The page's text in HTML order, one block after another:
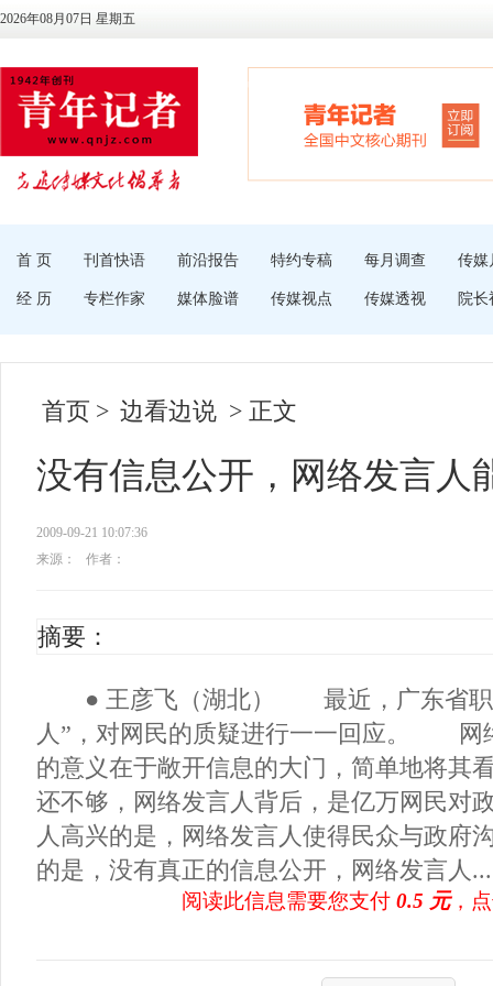
2026年08月07日 星期五
首 页 刊首快语 前沿报告 特约专稿 每月调查 传媒
经 历 专栏作家 媒体脸谱 传媒视点 传媒透视 院长
首页 > 边看边说 > 正文
没有信息公开，网络发言人
2009-09-21 10:07:36
来源：
作者：
摘要：
● 王彦飞（湖北） 最近，广东省职
人”，对网民的质疑进行一一回应。 网
的意义在于敞开信息的大门，简单地将其
还不够，网络发言人背后，是亿万网民对
人高兴的是，网络发言人使得民众与政府
的是，没有真正的信息公开，网络发言人...
阅读此信息需要您支付 0.5 元，